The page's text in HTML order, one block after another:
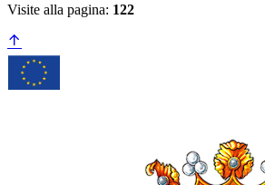
Visite alla pagina: 122